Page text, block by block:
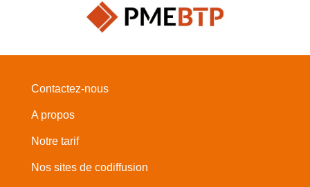
Contactez-nous
A propos
Notre tarif
Nos sites de codiffusion